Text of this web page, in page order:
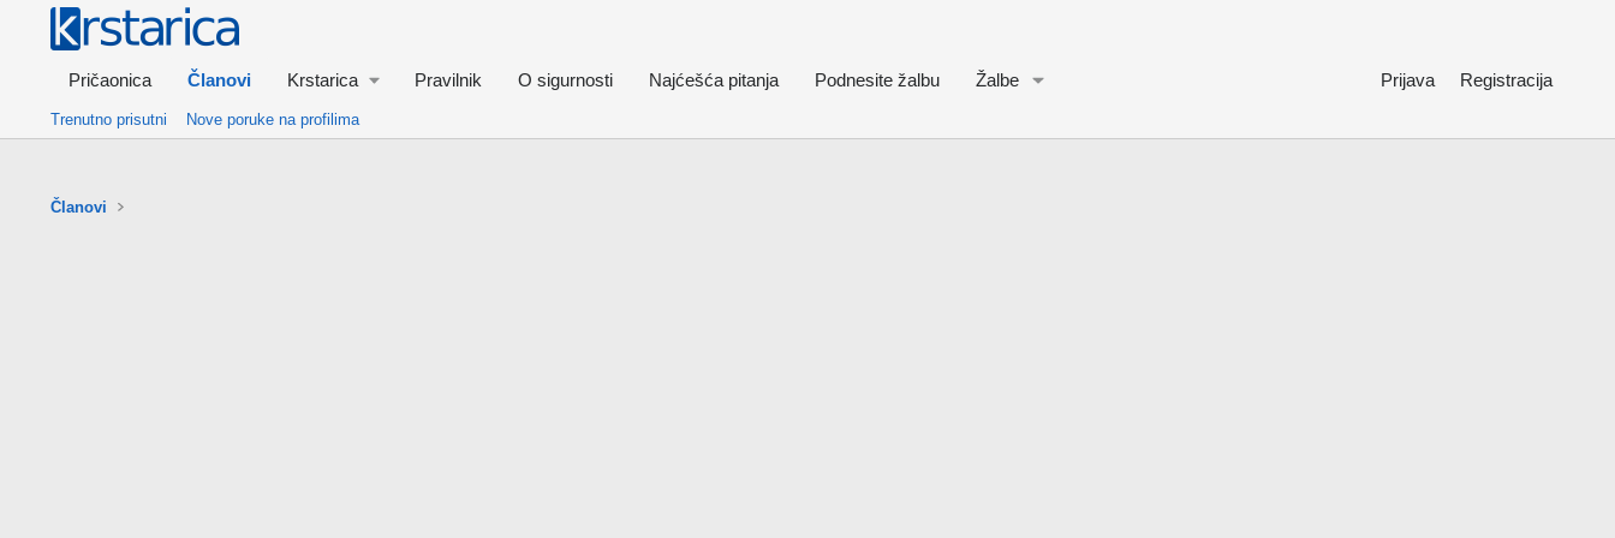
Pričaonica Članovi Krstarica Pravilnik O sigurnosti Najćešća pitanja Podnesite žalbu Žalbe Prijava Registracija
Trenutno prisutni Nove poruke na profilima
Članovi